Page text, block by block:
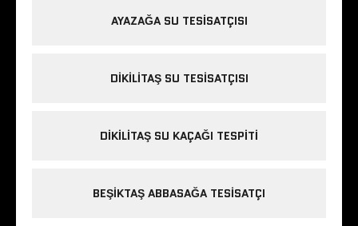
AYAZAĞA SU TESISATÇISI
DIKILITAŞ SU TESISATÇISI
DIKILITAŞ SU KAÇAĞI TESPITI
BEŞIKTAŞ ABBASAĞA TESISATÇI